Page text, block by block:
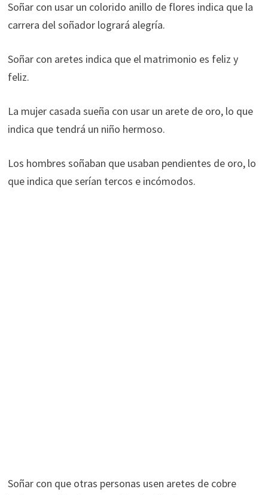
Soñar con usar un colorido anillo de flores indica que la
carrera del soñador logrará alegría.
Soñar con aretes indica que el matrimonio es feliz y
feliz.
La mujer casada sueña con usar un arete de oro, lo que
indica que tendrá un niño hermoso.
Los hombres soñaban que usaban pendientes de oro, lo
que indica que serían tercos e incómodos.
Soñar con que otras personas usen aretes de cobre